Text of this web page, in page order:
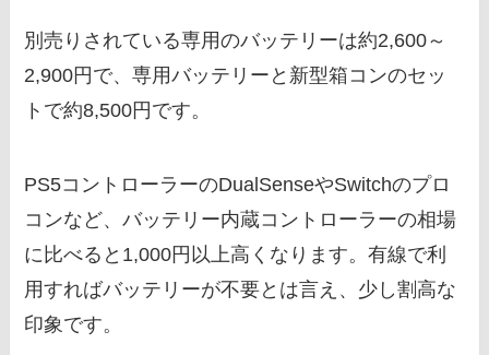
別売りされている専用のバッテリーは約2,600～
2,900円で、専用バッテリーと新型箱コンのセッ
トで約8,500円です。
PS5コントローラーのDualSenseやSwitchのプロ
コンなど、バッテリー内蔵コントローラーの相場
に比べると1,000円以上高くなります。有線で利
用すればバッテリーが不要とは言え、少し割高な
印象です。